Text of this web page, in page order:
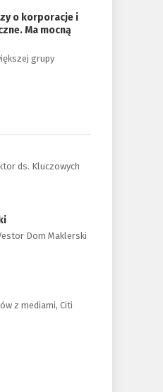
o korporacje i
Ma mocną
grupy
ds. Kluczowych
Dom Maklerski
z mediami, Citi